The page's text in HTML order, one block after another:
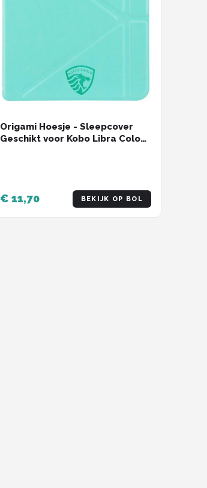
Origami Hoesje - Sleepcover
Geschikt voor Kobo Libra Colour
€ 11,70 BEKIJK OP BOL